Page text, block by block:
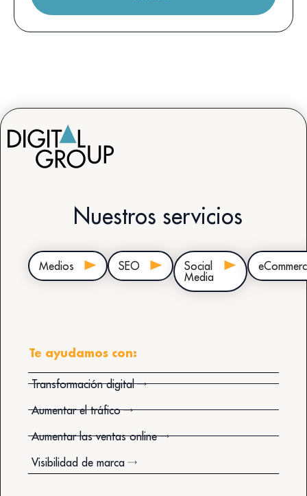
Nuestros servicios
Medios SEO
Social
Media
Te ayudamos con:
Transformación digital
Aumentar el tráfico
Aumentar las ventas online
Visibilidad de marca